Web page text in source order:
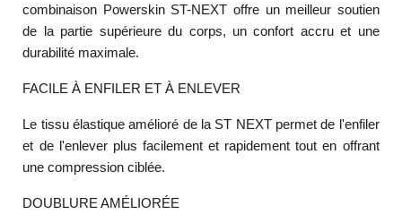
combinaison Powerskin ST-NEXT offre un meilleur soutien
de la partie supérieure du corps, un confort accru et une
durabilité maximale.
FACILE À ENFILER ET À ENLEVER
Le tissu élastique amélioré de la ST NEXT permet de l'enfiler
et de l'enlever plus facilement et rapidement tout en offrant
une compression ciblée.
DOUBLURE AMÉLIORÉE